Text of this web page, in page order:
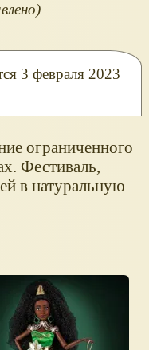
3 февраля 2023
ограниченного
Фестиваль,
в натуральную